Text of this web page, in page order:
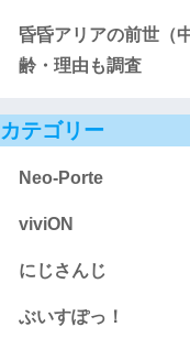
昏昏アリアの前世（
齢・理由も調査
カテゴリー
Neo-Porte
viviON
にじさんじ
ぶいすぽっ！